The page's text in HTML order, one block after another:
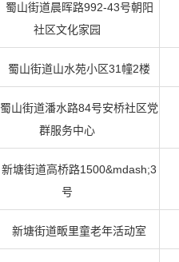
蜀山街道晨晖路992-43号朝阳
社区文化家园
蜀山街道山水苑小区31幢2楼
蜀山街道潘水路84号安桥社区党
群服务中心
新塘街道高桥路1500&mdash;3
号
新塘街道畈里童老年活动室